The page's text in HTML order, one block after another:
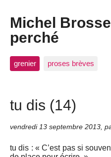
Michel
perché
grenier proses brèves
tu dis (14)
vendredi 13 septembre 2013,
tu dis : « C’est pas si